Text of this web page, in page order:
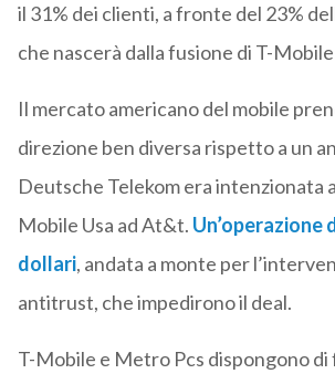
il 31% dei clienti, a fronte del 23%
che nascerà dalla fusione di T-
Il mercato americano del mobile
direzione ben diversa rispetto a un
Deutsche Telekom era intenzionata
Mobile Usa ad At&t. Un’operazione
dollari, andata a monte per
antitrust, che impedirono il deal.
T-Mobile e Metro Pcs dispongono di